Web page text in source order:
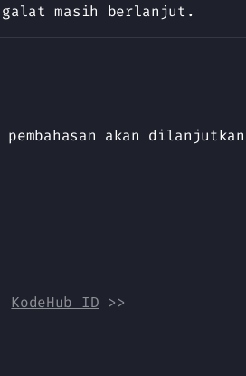
masih berlanjut.
akan
KodeHub ID >>